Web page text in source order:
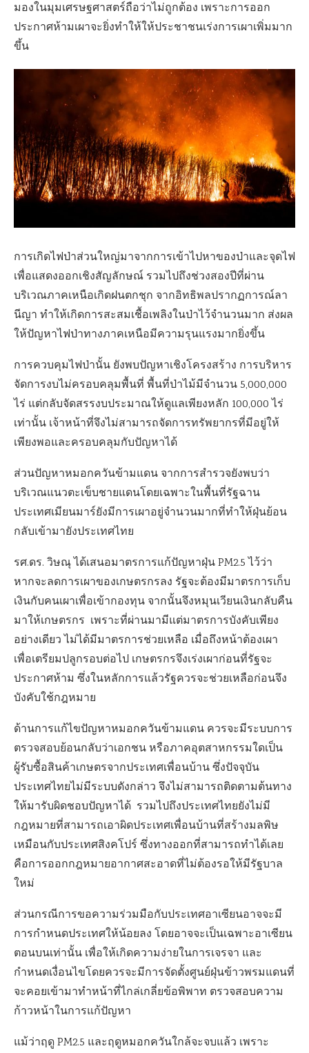
มองในมุมเศรษฐศาสตร์ถือว่าไม่ถูกต้อง เพราะการออก
ประกาศห้ามเผาจะยิ่งทำให้ให้ประชาชนเร่งการเผาเพิ่มมาก
ขึ้น
การเกิดไฟป่าส่วนใหญ่มาจากการเข้าไปหาของป่าและจุดไฟ
เพื่อแสดงออกเชิงสัญลักษณ์ รวมไปถึงช่วงสองปีที่ผ่าน
บริเวณภาคเหนือเกิดฝนตกชุก จากอิทธิพลปรากฏการณ์ลา
นีญา ทำให้เกิดการสะสมเชื้อเพลิงในป่าไว้จำนวนมาก ส่งผล
ให้ปัญหาไฟป่าทางภาคเหนือมีความรุนแรงมากยิ่งขึ้น
การควบคุมไฟป่านั้น ยังพบปัญหาเชิงโครงสร้าง การบริหาร
จัดการงบไม่ครอบคลุมพื้นที่ พื้นที่ป่าไม้มีจำนวน 5,000,000
ไร่ แต่กลับจัดสรรงบประมาณให้ดูแลเพียงหลัก 100,000 ไร่
เท่านั้น เจ้าหน้าที่จึงไม่สามารถจัดการทรัพยากรที่มีอยู่ให้
เพียงพอและครอบคลุมกับปัญหาได้
ส่วนปัญหาหมอกควันข้ามแดน จากการสำรวจยังพบว่า
บริเวณแนวตะเข็บชายแดนโดยเฉพาะในพื้นที่รัฐฉาน
ประเทศเมียนมาร์ยังมีการเผาอยู่จำนวนมากที่ทำให้ฝุ่นย้อน
กลับเข้ามายังประเทศไทย
รศ.ดร. วิษณุ ได้เสนอมาตรการแก้ปัญหาฝุ่น PM2.5 ไว้ว่า
หากจะลดการเผาของเกษตรกรลง รัฐจะต้องมีมาตรการเก็บ
เงินกับคนเผาเพื่อเข้ากองทุน จากนั้นจึงหมุนเวียนเงินกลับคืน
มาให้เกษตรกร เพราะที่ผ่านมามีแต่มาตรการบังคับเพียง
อย่างเดียว ไม่ได้มีมาตรการช่วยเหลือ เมื่อถึงหน้าต้องเผา
เพื่อเตรียมปลูกรอบต่อไป เกษตรกรจึงเร่งเผาก่อนที่รัฐจะ
ประกาศห้าม ซึ่งในหลักการแล้วรัฐควรจะช่วยเหลือก่อนจึง
บังคับใช้กฎหมาย
ด้านการแก้ไขปัญหาหมอกควันข้ามแดน ควรจะมีระบบการ
ตรวจสอบย้อนกลับว่าเอกชน หรือภาคอุตสาหกรรมใดเป็น
ผู้รับซื้อสินค้าเกษตรจากประเทศเพื่อนบ้าน ซึ่งปัจจุบัน
ประเทศไทยไม่มีระบบดังกล่าว จึงไม่สามารถติดตามต้นทาง
ให้มารับผิดชอบปัญหาได้ รวมไปถึงประเทศไทยยังไม่มี
กฎหมายที่สามารถเอาผิดประเทศเพื่อนบ้านที่สร้างมลพิษ
เหมือนกับประเทศสิงคโปร์ ซึ่งทางออกที่สามารถทำได้เลย
คือการออกกฎหมายอากาศสะอาดที่ไม่ต้องรอให้มีรัฐบาล
ใหม่
ส่วนกรณีการขอความร่วมมือกับประเทศอาเซียนอาจจะมี
การกำหนดประเทศให้น้อยลง โดยอาจจะเป็นเฉพาะอาเซียน
ตอนบนเท่านั้น เพื่อให้เกิดความง่ายในการเจรจา และ
กำหนดเงื่อนไขโดยควรจะมีการจัดตั้งศูนย์ฝุ่นข้าวพรมแดนที่
จะคอยเข้ามาทำหน้าที่ไกล่เกลี่ยข้อพิพาท ตรวจสอบความ
ก้าวหน้าในการแก้ปัญหา
แม้ว่าฤดู PM2.5 และฤดูหมอกควันใกล้จะจบแล้ว เพราะ